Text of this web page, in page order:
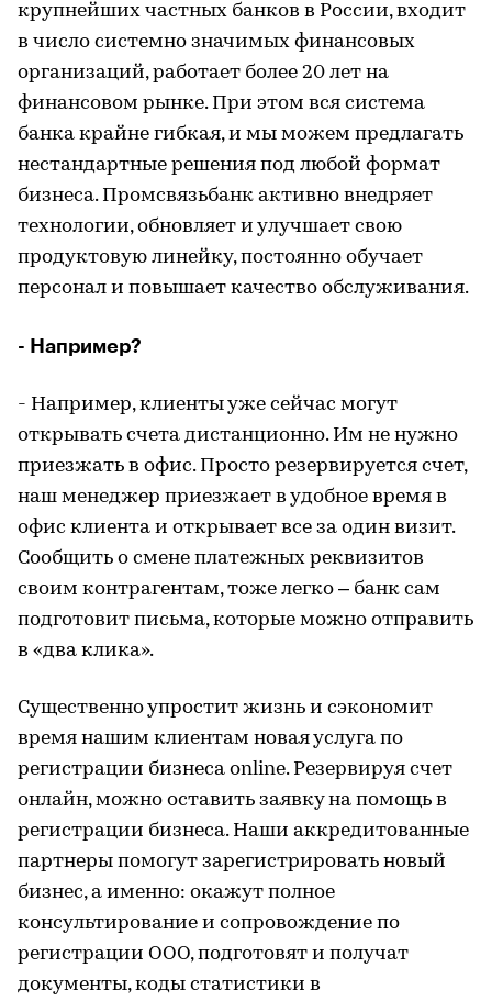
крупнейших частных банков в России, входит
в число системно значимых финансовых
организаций, работает более 20 лет на
финансовом рынке. При этом вся система
банка крайне гибкая, и мы можем предлагать
нестандартные решения под любой формат
бизнеса. Промсвязьбанк активно внедряет
технологии, обновляет и улучшает свою
продуктовую линейку, постоянно обучает
персонал и повышает качество обслуживания.
- Например?
- Например, клиенты уже сейчас могут
открывать счета дистанционно. Им не нужно
приезжать в офис. Просто резервируется счет,
наш менеджер приезжает в удобное время в
офис клиента и открывает все за один визит.
Сообщить о смене платежных реквизитов
своим контрагентам, тоже легко – банк сам
подготовит письма, которые можно отправить
в «два клика».
Существенно упростит жизнь и сэкономит
время нашим клиентам новая услуга по
регистрации бизнеса online. Резервируя счет
онлайн, можно оставить заявку на помощь в
регистрации бизнеса. Наши аккредитованные
партнеры помогут зарегистрировать новый
бизнес, а именно: окажут полное
консультирование и сопровождение по
регистрации ООО, подготовят и получат
документы, коды статистики в